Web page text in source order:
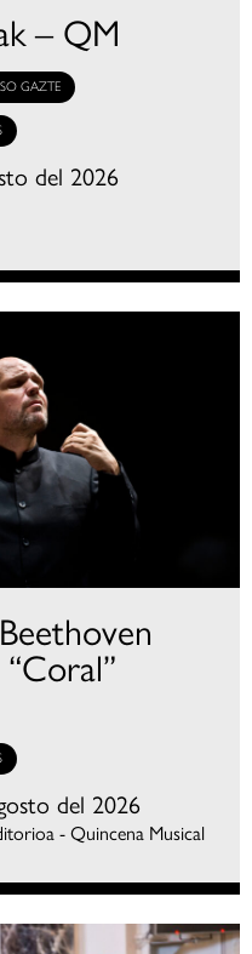
– QM
GAZTE
del 2026
del 2026
- Quincena Musical